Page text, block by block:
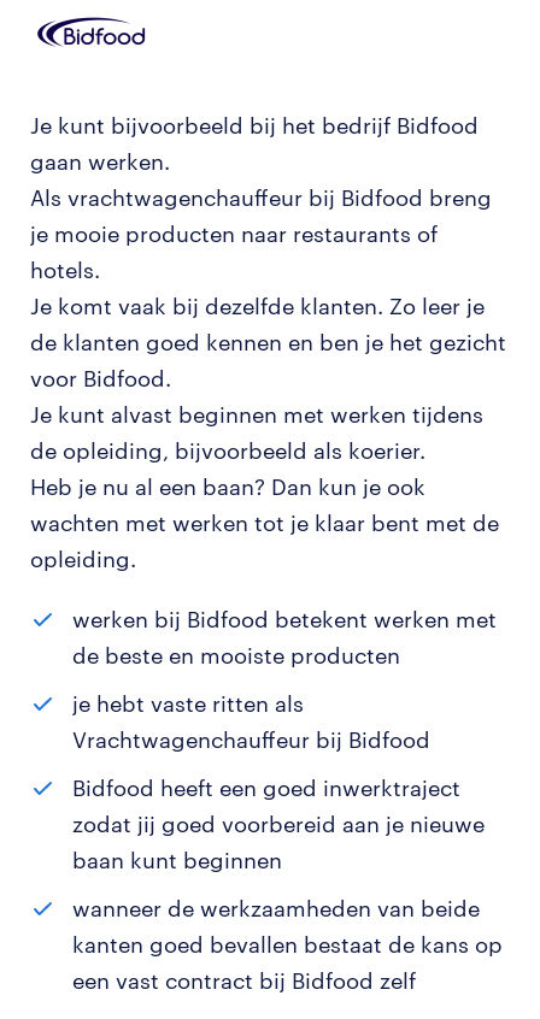
Je kunt bijvoorbeeld bij het bedrijf Bidfood
gaan werken.
Als vrachtwagenchauffeur bij Bidfood breng
je mooie producten naar restaurants of
hotels.
Je komt vaak bij dezelfde klanten. Zo leer je
de klanten goed kennen en ben je het gezicht
voor Bidfood.
Je kunt alvast beginnen met werken tijdens
de opleiding, bijvoorbeeld als koerier.
Heb je nu al een baan? Dan kun je ook
wachten met werken tot je klaar bent met de
opleiding.
werken bij Bidfood betekent werken met
de beste en mooiste producten
je hebt vaste ritten als
Vrachtwagenchauffeur bij Bidfood
Bidfood heeft een goed inwerktraject
zodat jij goed voorbereid aan je nieuwe
baan kunt beginnen
wanneer de werkzaamheden van beide
kanten goed bevallen bestaat de kans op
een vast contract bij Bidfood zelf